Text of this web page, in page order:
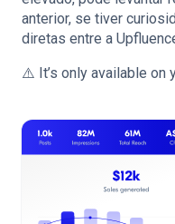
anterior, se tiver
diretas entre a
⚠️ It’s only available on